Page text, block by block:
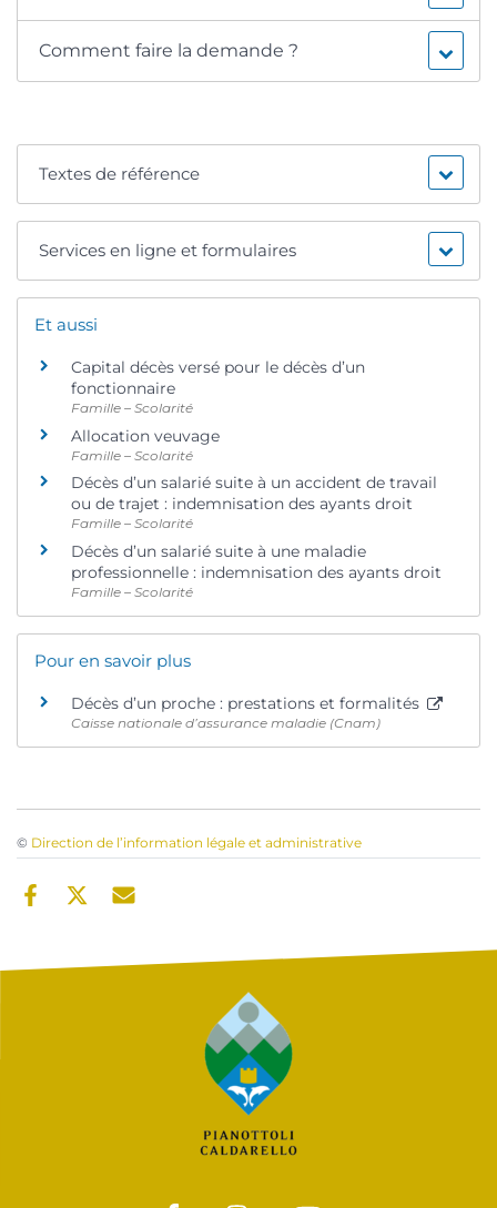
Comment faire la demande ?
Textes de référence
Services en ligne et formulaires
Et aussi
Capital décès versé pour le décès d’un
fonctionnaire
Famille – Scolarité
Allocation veuvage
Famille – Scolarité
Décès d’un salarié suite à un accident de travail
ou de trajet : indemnisation des ayants droit
Famille – Scolarité
Décès d’un salarié suite à une maladie
professionnelle : indemnisation des ayants droit
Famille – Scolarité
Pour en savoir plus
Décès d’un proche : prestations et formalités
Caisse nationale d’assurance maladie (Cnam)
© Direction de l’information légale et administrative